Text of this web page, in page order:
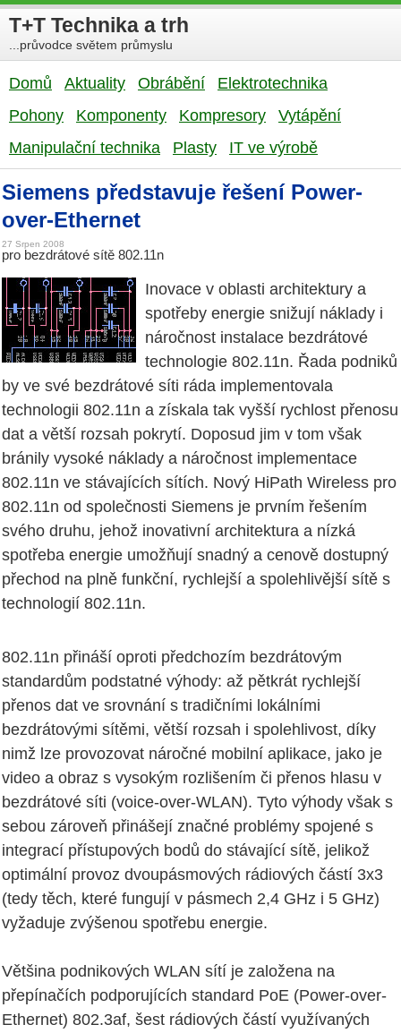
T+T Technika a trh
...průvodce světem průmyslu
Domů Aktuality Obrábění
Elektrotechnika
Pohony
Komponenty Kompresory
Vytápění
Manipulační technika
Plasty IT ve výrobě
Siemens představuje řešení Power-
over-Ethernet
27 Srpen 2008
pro bezdrátové sítě 802.11n
Inovace v oblasti architektury a
spotřeby energie snižují náklady i
náročnost instalace bezdrátové
technologie 802.11n. Řada podniků
by ve své bezdrátové síti ráda implementovala
technologii 802.11n a získala tak vyšší rychlost přenosu
dat a větší rozsah pokrytí. Doposud jim v tom však
bránily vysoké náklady a náročnost implementace
802.11n ve stávajících sítích. Nový HiPath Wireless pro
802.11n od společnosti Siemens je prvním řešením
svého druhu, jehož inovativní architektura a nízká
spotřeba energie umožňují snadný a cenově dostupný
přechod na plně funkční, rychlejší a spolehlivější sítě s
technologií 802.11n.
802.11n přináší oproti předchozím bezdrátovým
standardům podstatné výhody: až pětkrát rychlejší
přenos dat ve srovnání s tradičními lokálními
bezdrátovými sítěmi, větší rozsah i spolehlivost, díky
nimž lze provozovat náročné mobilní aplikace, jako je
video a obraz s vysokým rozlišením či přenos hlasu v
bezdrátové síti (voice-over-WLAN). Tyto výhody však s
sebou zároveň přinášejí značné problémy spojené s
integrací přístupových bodů do stávající sítě, jelikož
optimální provoz dvoupásmových rádiových částí 3x3
(tedy těch, které fungují v pásmech 2,4 GHz i 5 GHz)
vyžaduje zvýšenou spotřebu energie.
Většina podnikových WLAN sítí je založena na
přepínačích podporujících standard PoE (Power-over-
Ethernet) 802.3af, šest rádiových částí využívaných